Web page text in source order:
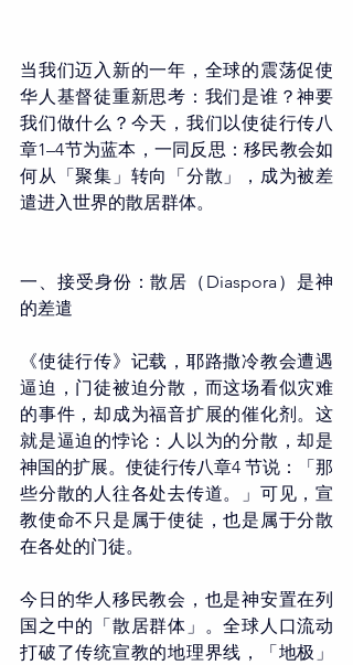
当我们迈入新的一年，全球的震荡促使
华人基督徒重新思考：我们是谁？神要
我们做什么？今天，我们以使徒行传八
章1–4节为蓝本，一同反思：移民教会如
何从「聚集」转向「分散」，成为被差
遣进入世界的散居群体。
一、接受身份：散居（Diaspora）是神
的差遣
《使徒行传》记载，耶路撒冷教会遭遇
逼迫，门徒被迫分散，而这场看似灾难
的事件，却成为福音扩展的催化剂。这
就是逼迫的悖论：人以为的分散，却是
神国的扩展。使徒行传八章4 节说：「那
些分散的人往各处去传道。」可见，宣
教使命不只是属于使徒，也是属于分散
在各处的门徒。
今日的华人移民教会，也是神安置在列
国之中的「散居群体」。全球人口流动
打破了传统宣教的地理界线，「地极」